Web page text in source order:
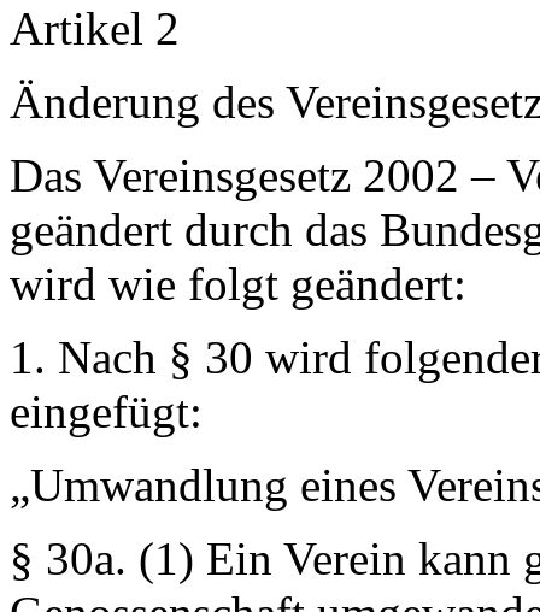
Artikel 2
Änderung des
Das Vereinsgesetz 2002 –
geändert durch das
wird wie folgt geändert:
1. Nach § 30 wird
eingefügt:
„Umwandlung eines
§ 30a. (1) Ein Verein kann